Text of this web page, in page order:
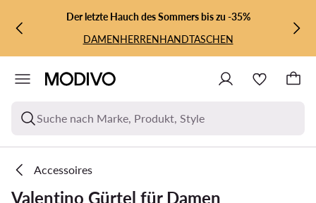
ZUM HAUPTINHALT SPRINGEN
ZUR SUCHEDer letzte Hauch des Sommers bis zu -35%
DAMENHERRENHANDTASCHEN
Suche nach Marke, Produkt, Style
Accessoires
Valentino Gürtel für Damen